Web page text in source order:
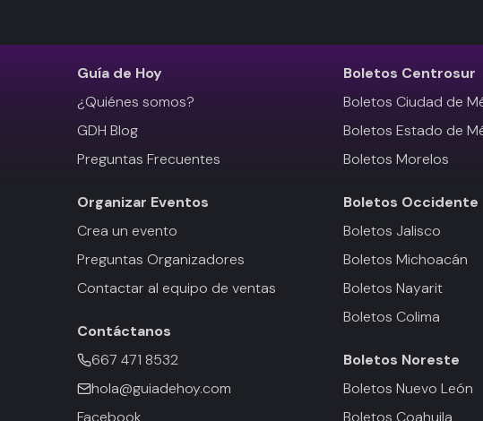
Guía de Hoy
¿Quiénes somos?
GDH Blog
Preguntas Frecuentes
Organizar Eventos
Crea un evento
Preguntas Organizadores
Contactar al equipo de ventas
Contáctanos
667 471 8532
hola@guiadehoy.com
Facebook
Boletos Centrosur
Boletos Ciudad de
Boletos Estado de
Boletos Morelos
Boletos Occidente
Boletos Jalisco
Boletos Michoacán
Boletos Nayarit
Boletos Colima
Boletos Noreste
Boletos Nuevo León
Boletos Coahuila